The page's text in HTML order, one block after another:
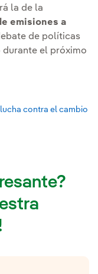
la de la
emisiones a
de políticas
el próximo
contra el cambio